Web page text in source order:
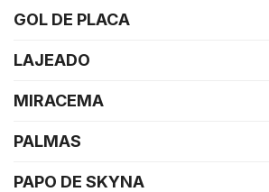
GOL DE PLACA
LAJEADO
MIRACEMA
PALMAS
PAPO DE SKYNA